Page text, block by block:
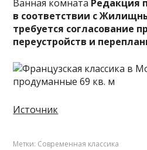
Ванная комната Редакция
в соответствии с
требуется согласование
переустройств и
Источник
Метки: Современная классика